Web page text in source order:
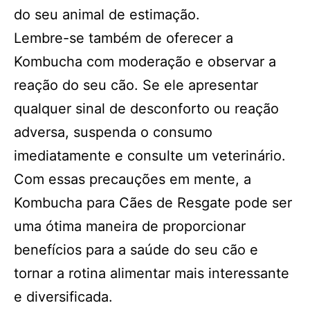
do seu animal de estimação.
Lembre-se também de oferecer a
Kombucha com moderação e observar a
reação do seu cão. Se ele apresentar
qualquer sinal de desconforto ou reação
adversa, suspenda o consumo
imediatamente e consulte um veterinário.
Com essas precauções em mente, a
Kombucha para Cães de Resgate pode ser
uma ótima maneira de proporcionar
benefícios para a saúde do seu cão e
tornar a rotina alimentar mais interessante
e diversificada.